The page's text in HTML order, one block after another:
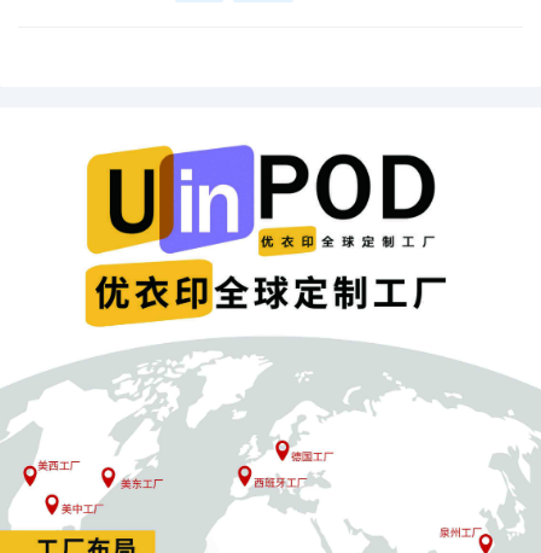
能，非德国商家